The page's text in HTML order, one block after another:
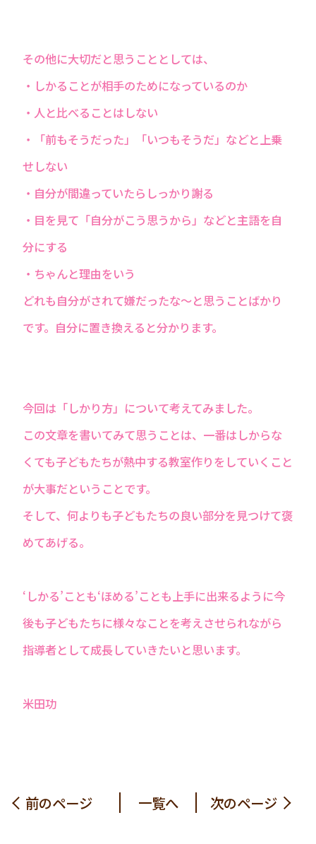
その他に大切だと思うこととしては、
・しかることが相手のためになっているのか
・人と比べることはしない
・「前もそうだった」「いつもそうだ」などと上乗
せしない
・自分が間違っていたらしっかり謝る
・目を見て「自分がこう思うから」などと主語を自
分にする
・ちゃんと理由をいう
どれも自分がされて嫌だったな～と思うことばかり
です。自分に置き換えると分かります。
今回は「しかり方」について考えてみました。
この文章を書いてみて思うことは、一番はしからな
くても子どもたちが熱中する教室作りをしていくこと
が大事だということです。
そして、何よりも子どもたちの良い部分を見つけて褒
めてあげる。
‘しかる’ことも‘ほめる’ことも上手に出来るように今
後も子どもたちに様々なことを考えさせられながら
指導者として成長していきたいと思います。
米田功
前のページ 一覧へ 次のページ